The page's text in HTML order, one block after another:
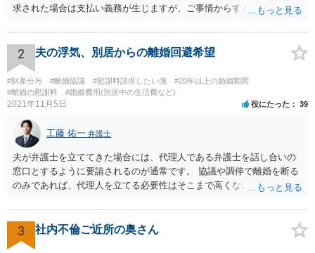
求された場合は支払い義務が生じますが、ご事情からすると減額交渉
2 夫の浮気、別居からの離婚回避希望
#財産分与 #離婚協議 #慰謝料請求したい側
#20年以上の婚姻期間
#離婚の慰謝料
#婚姻費用(別居中の生活費など)
2021年11月5日 役にたった 39
工藤 佑一 弁護士
夫が弁護士を立ててきた場合には、代理人である弁護士を話し合いの
窓口とするように要請されるのが通常です。 協議や調停で離婚を断る
のみであれば、代理人を立てる必要性はそこまで高くないようにも思
姻費用についてもまとまっていない状況である場合には代理人を立て
ることが適切かも知れません。 依頼するかどうかの検討も含め、お近
くの弁護士へ相談はされてみると良いと考えます。
3 社内不倫ご近所の奥さん